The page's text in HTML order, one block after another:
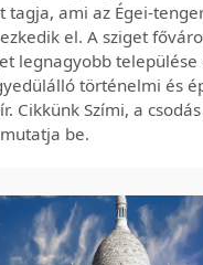
tagja, ami az Égei-
el. A sziget
legnagyobb
történelmi és
Cikkünk Szími, a
be.